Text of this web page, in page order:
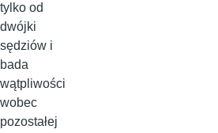
tylko od
dwójki
sędziów i
bada
wątpliwości
wobec
pozostałej